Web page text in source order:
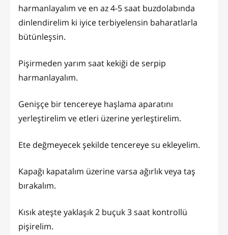
harmanlayalım ve en az 4-5 saat buzdolabında
dinlendirelim ki iyice terbiyelensin baharatlarla
bütünleşsin.
Pişirmeden yarım saat kekiği de serpip
harmanlayalım.
Genişçe bir tencereye haşlama aparatını
yerleştirelim ve etleri üzerine yerleştirelim.
Ete değmeyecek şekilde tencereye su ekleyelim.
Kapağı kapatalım üzerine varsa ağırlık veya taş
bırakalım.
Kısık ateşte yaklaşık 2 buçuk 3 saat kontrollü
pişirelim.